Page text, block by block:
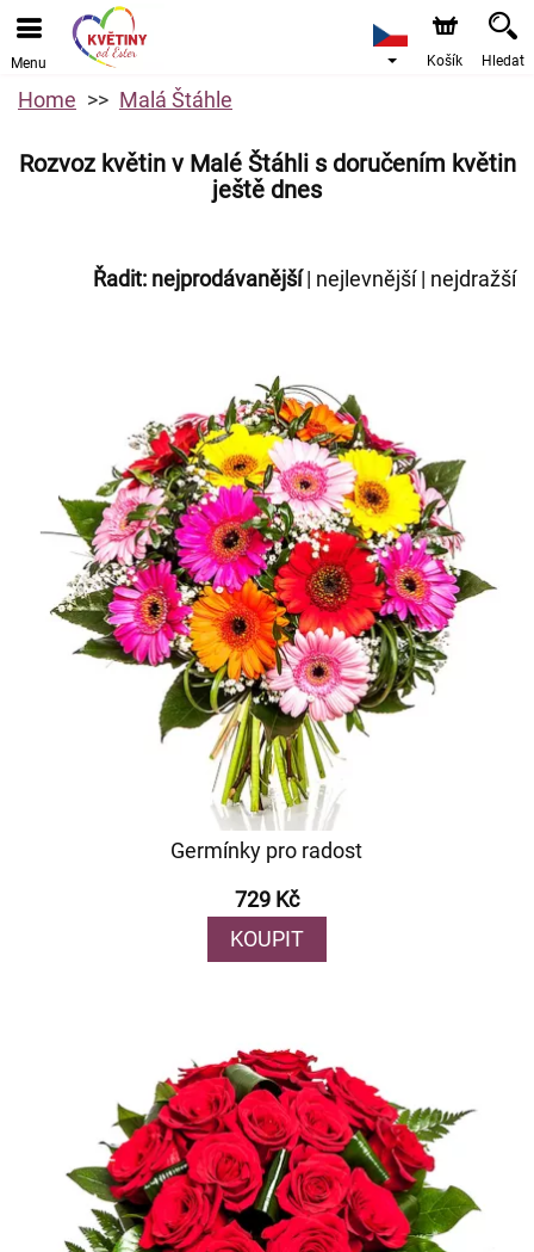
Menu Košík Hledat
Home Malá Štáhle
Rozvoz květin v Malé Štáhli s doručením květin
ještě dnes
Řadit: nejprodávanější| nejlevnější| nejdražší
Germínky pro radost
729 Kč
KOUPIT